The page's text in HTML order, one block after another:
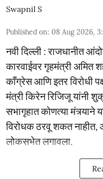
Swapnil S
Published on: 08 Aug 2026,
नवी दिल्ली : राजधानीत
कारवाईवर गृहमंत्री अमित
काँग्रेस आणि इतर विरोधी
मंत्री किरेन रिजिजू यांनी
सभागृहात कोणत्या मंत्र्याने
विरोधक ठरवू शकत नाहीत,
लोकसभेत लगावला.